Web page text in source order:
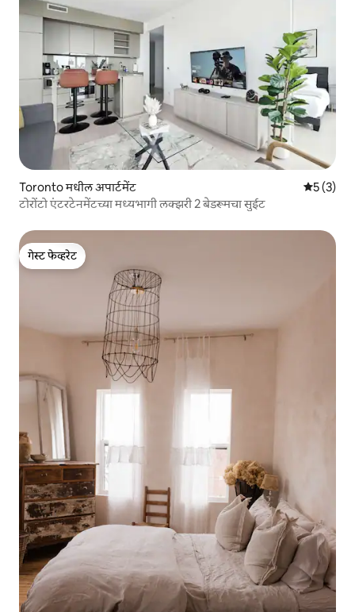
Toronto मधील अपार्टमेंट 5 पैकी 5
5 (3)
टोरोंटो एंटरटेनमेंटच्या मध्यभागी लक्झरी 2 बेडरूमचा सुईट
गेस्ट फेव्हरेट
गेस्ट फेव्हरेट